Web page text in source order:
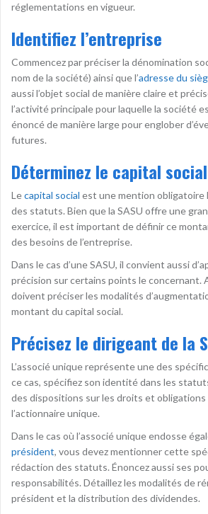
réglementations en vigueur.
Identifiez l’entreprise
Commencez par préciser la dénomination
nom de la société) ainsi que l’adresse du
aussi l’objet social de manière claire et
l’activité principale pour laquelle la société
énoncé de manière large pour englober
futures.
Déterminez le capital social
Lecapital social est une mention obligatoire
des statuts. Bien que la SASU offre une
exercice, il est important de définir ce
des besoins de l’entreprise.
Dans le cas d’une SASU, il convient aussi
précision sur certains points le concernant.
doivent préciser les modalités
montant du capital social.
Précisez le dirigeant de la
L’associé unique représente une des
ce cas, spécifiez son identité dans les
des dispositions sur les droits et
l’actionnaire unique.
Dans le cas où l’associé unique endosse
président, vous devez mentionner cette
rédaction des statuts. Énoncez aussi ses
responsabilités. Détaillez les modalités de
président et la distribution des dividendes.